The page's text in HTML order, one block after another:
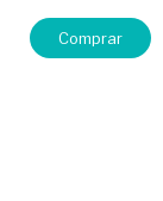
Comprar